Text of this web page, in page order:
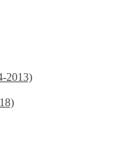
2013)